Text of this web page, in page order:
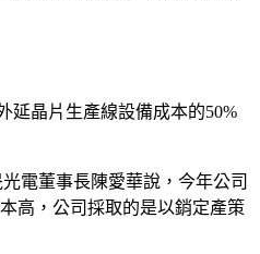
延晶片生產線設備成本的50%
電董事長陳愛華說，今年公司
高，公司採取的是以銷定產策